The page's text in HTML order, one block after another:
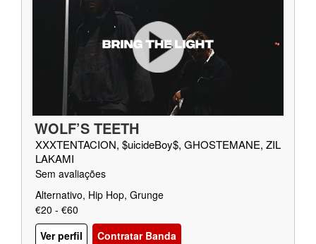
WOLF’S TEETH
XXXTENTACION, $uicideBoy$, GHOSTEMANE, ZIL
LAKAMI
Sem avaliações
Alternativo, Hip Hop, Grunge
€20 - €60
Ver perfil
Contratar Banda